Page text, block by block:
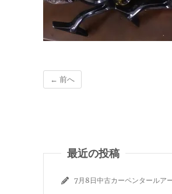
← 前へ
最近の投稿
7月8日中古カーペンタールア